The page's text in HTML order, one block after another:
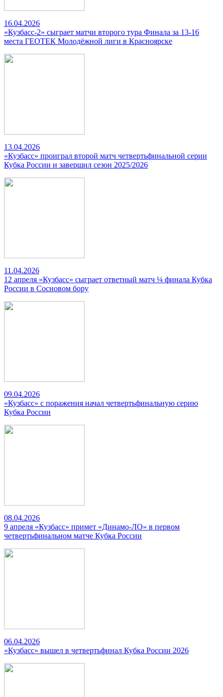
16.04.2026
«Кузбасс-2» сыграет матчи второго тура Финала за 13-16
места ГЕОТЕК Молодёжной лиги в Красноярске
13.04.2026
«Кузбасс» проиграл второй матч четвертьфинальной серии
Кубка России и завершил сезон 2025/2026
11.04.2026
12 апреля «Кузбасс» сыграет ответный матч ¼ финала Кубка
России в Сосновом бору
09.04.2026
«Кузбасс» с поражения начал четвертьфинальную серию
Кубка России
08.04.2026
9 апреля «Кузбасс» примет «Динамо-ЛО» в первом
четвертьфинальном матче Кубка России
06.04.2026
«Кузбасс» вышел в четвертьфинал Кубка России 2026